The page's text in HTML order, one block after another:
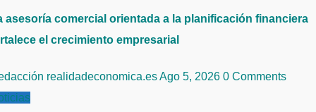
asesoría comercial orientada a la planificación financiera
el crecimiento empresarial
realidadeconomica.esAgo 5, 2026 0 Comments